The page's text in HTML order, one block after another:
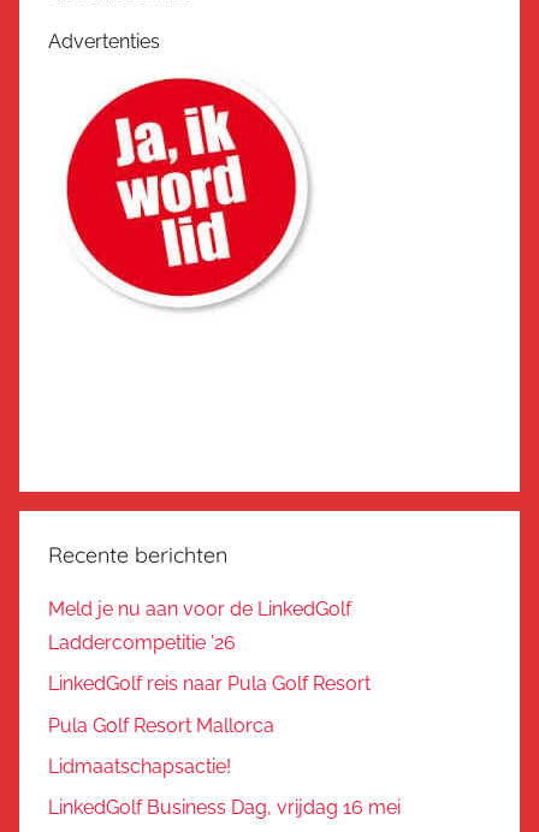
Advertenties
Recente berichten
Meld je nu aan voor de LinkedGolf
Laddercompetitie ’26
LinkedGolf reis naar Pula Golf Resort
Pula Golf Resort Mallorca
Lidmaatschapsactie!
LinkedGolf Business Dag, vrijdag 16 mei